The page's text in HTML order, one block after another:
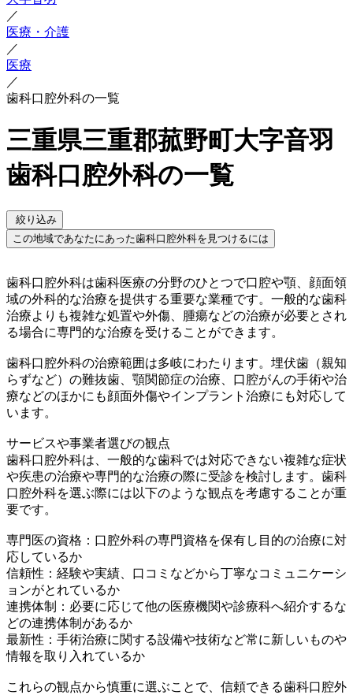
／
医療・介護
／
医療
／
歯科口腔外科の一覧
三重県三重郡菰野町大字音羽
歯科口腔外科の一覧
絞り込み
この地域であなたにあった歯科口腔外科を見つけるには
歯科口腔外科は歯科医療の分野のひとつで口腔や顎、顔面領
域の外科的な治療を提供する重要な業種です。一般的な歯科
治療よりも複雑な処置や外傷、腫瘍などの治療が必要とされ
る場合に専門的な治療を受けることができます。
歯科口腔外科の治療範囲は多岐にわたります。埋伏歯（親知
らずなど）の難抜歯、顎関節症の治療、口腔がんの手術や治
療などのほかにも顔面外傷やインプラント治療にも対応して
います。
サービスや事業者選びの観点
歯科口腔外科は、一般的な歯科では対応できない複雑な症状
や疾患の治療や専門的な治療の際に受診を検討します。歯科
口腔外科を選ぶ際には以下のような観点を考慮することが重
要です。
専門医の資格：口腔外科の専門資格を保有し目的の治療に対
応しているか
信頼性：経験や実績、口コミなどから丁寧なコミュニケーシ
ョンがとれているか
連携体制：必要に応じて他の医療機関や診療科へ紹介するな
どの連携体制があるか
最新性：手術治療に関する設備や技術など常に新しいものや
情報を取り入れているか
これらの観点から慎重に選ぶことで、信頼できる歯科口腔外